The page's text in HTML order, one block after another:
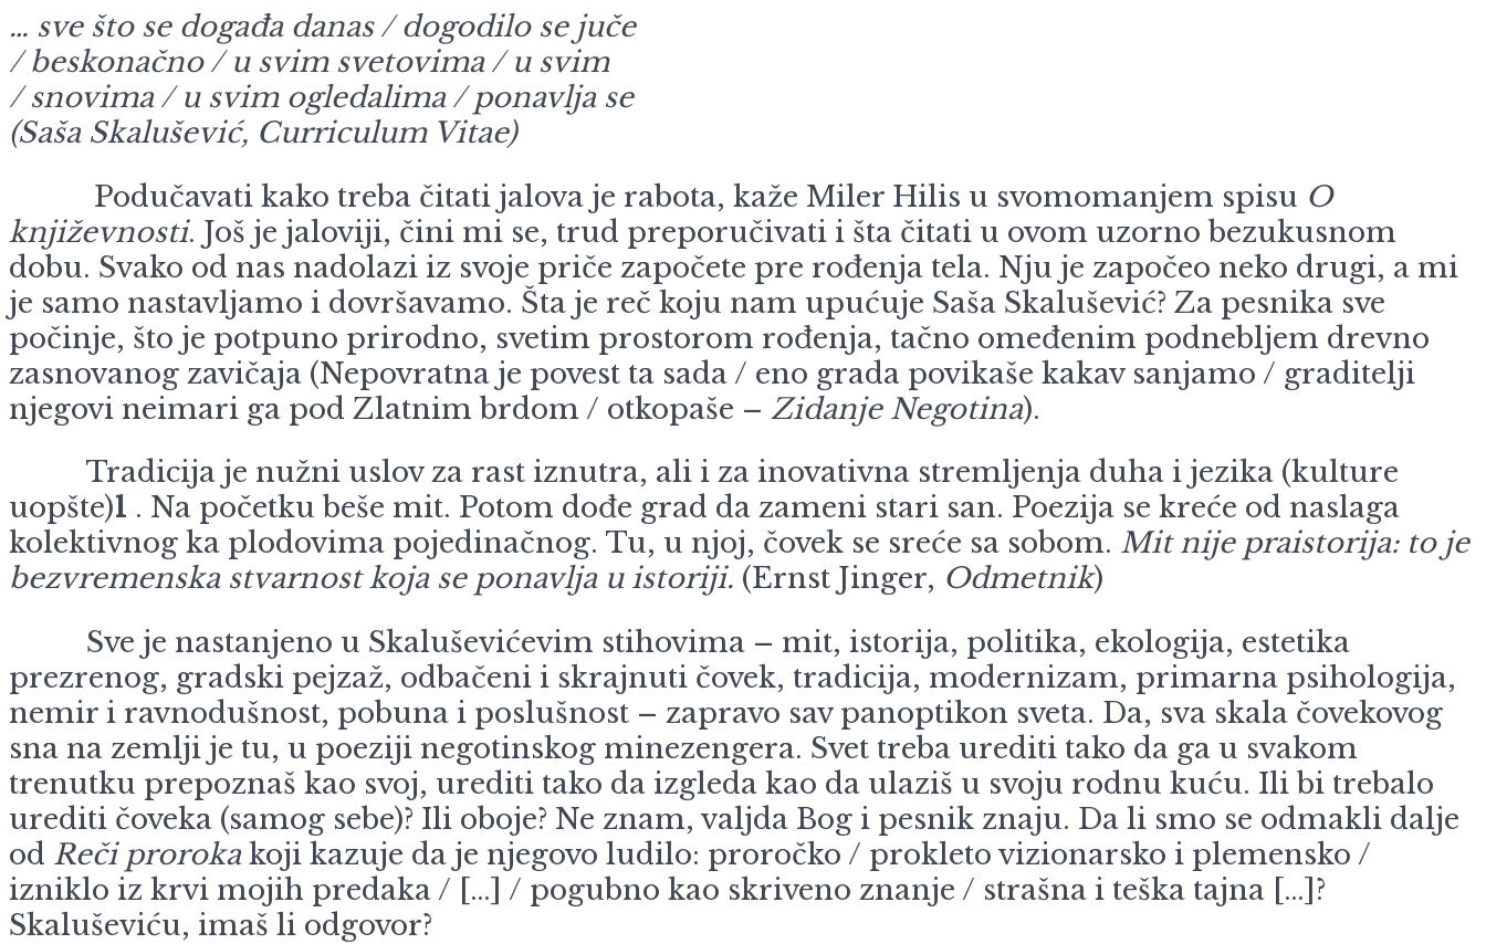
… sve što se događa danas / dogodilo se juče
/ beskonačno / u svim svetovima / u svim
/ snovima / u svim ogledalima / ponavlja se
(Saša Skalušević, Curriculum Vitae)
Podučavati kako treba čitati jalova je rabota, kaže Miler Hilis u svomomanjem spisu O
književnosti. Još je jaloviji, čini mi se, trud preporučivati i šta čitati u ovom uzorno bezukusnom
dobu. Svako od nas nadolazi iz svoje priče započete pre rođenja tela. Nju je započeo neko drugi, a mi
je samo nastavljamo i dovršavamo. Šta je reč koju nam upućuje Saša Skalušević? Za pesnika sve
počinje, što je potpuno prirodno, svetim prostorom rođenja, tačno omeđenim podnebljem drevno
zasnovanog zavičaja (Nepovratna je povest ta sada / eno grada povikaše kakav sanjamo / graditelji
njegovi neimari ga pod Zlatnim brdom / otkopaše – Zidanje Negotina).
Tradicija je nužni uslov za rast iznutra, ali i za inovativna stremljenja duha i jezika (kulture
uopšte)1 . Na početku beše mit. Potom dođe grad da zameni stari san. Poezija se kreće od naslaga
kolektivnog ka plodovima pojedinačnog. Tu, u njoj, čovek se sreće sa sobom. Mit nije praistorija: to je
bezvremenska stvarnost koja se ponavlja u istoriji. (Ernst Jinger, Odmetnik)
Sve je nastanjeno u Skaluševićevim stihovima – mit, istorija, politika, ekologija, estetika
prezrenog, gradski pejzaž, odbačeni i skrajnuti čovek, tradicija, modernizam, primarna psihologija,
nemir i ravnodušnost, pobuna i poslušnost – zapravo sav panoptikon sveta. Da, sva skala čovekovog
sna na zemlji je tu, u poeziji negotinskog minezengera. Svet treba urediti tako da ga u svakom
trenutku prepoznaš kao svoj, urediti tako da izgleda kao da ulaziš u svoju rodnu kuću. Ili bi trebalo
urediti čoveka (samog sebe)? Ili oboje? Ne znam, valjda Bog i pesnik znaju. Da li smo se odmakli dalje
od Reči prorokakoji kazuje da je njegovo ludilo: proročko / prokleto vizionarsko i plemensko /
izniklo iz krvi mojih predaka / […] / pogubno kao skriveno znanje / strašna i teška tajna […]?
Skaluševiću, imaš li odgovor?